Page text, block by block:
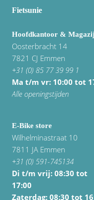
Fietsunie
Hoofdkantoor &
Oosterbracht 14
7821 CJ Emmen
+31 (0) 85 77 39 99 1
Ma t/m vr: 10:00 tot
Alle openingstijden
E-Bike store
Wilhelminastraat 10
7811 JA Emmen
+31 (0) 591-745134
Di t/m vrij: 08:30 tot
17:00
Zaterdag: 08:30 tot